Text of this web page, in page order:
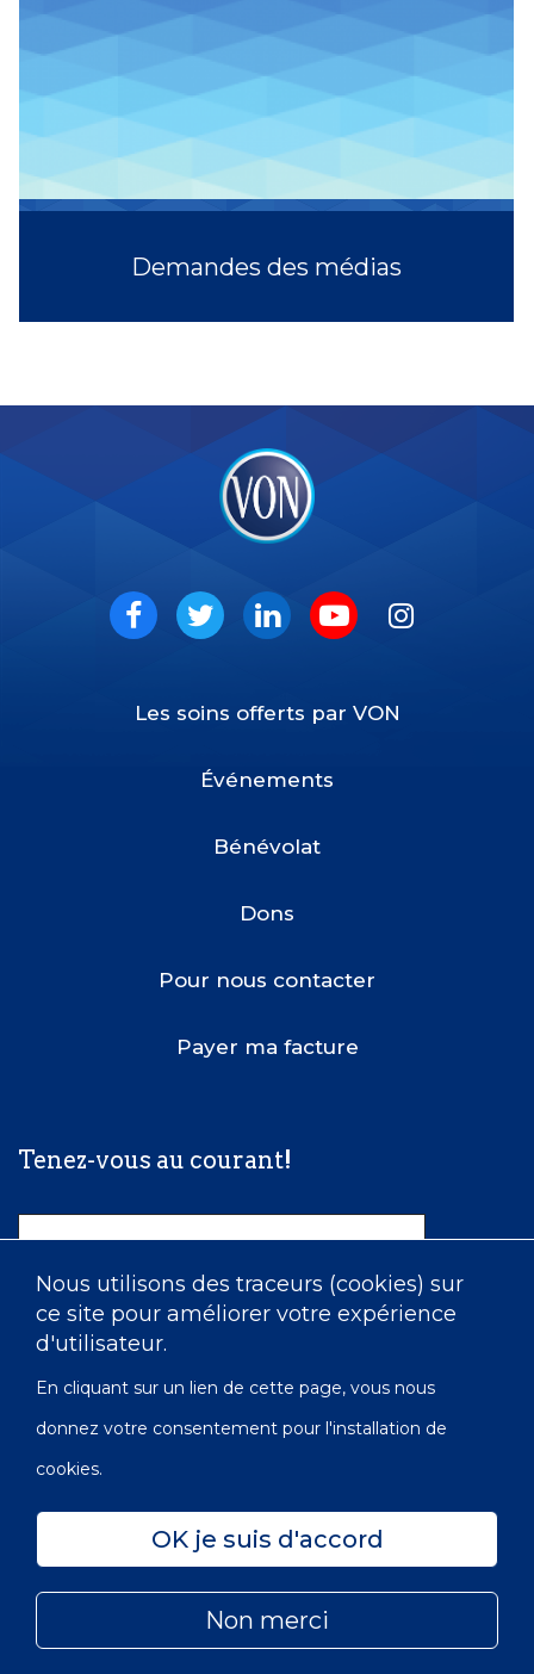
Nous utilisons des traceurs (cookies) sur
ce site pour améliorer votre expérience
d'utilisateur.
En cliquant sur un lien de cette page, vous nous
donnez votre consentement pour l'installation de
cookies.
OK je suis d'accord
Non merci
Demandes des médias
Social
Les soins offerts par VON
Événements
Bénévolat
Dons
Pour nous contacter
Payer ma facture
Tenez-vous au courant!
Nom
Courriel
Confidentialité Accessibilité Carte du site
© 2022 Les Infirmières de l’Ordre de Victoria du Canada |